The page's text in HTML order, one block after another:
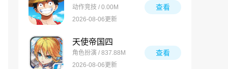
动作竞技 / 0.00M
2026-08-06更新
查看
天使帝国四
角色扮演 / 837.88M
2026-08-06更新
查看